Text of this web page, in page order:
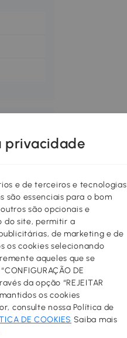
privacidade
e de terceiros e tecnologias
são essenciais para o bom
são opcionais e
do site, permitir a
de marketing e de
os cookies selecionando
aqueles que se
DE
da opção “REJEITAR
os cookies
consulte nossa Política de
DE COOKIES Saiba mais